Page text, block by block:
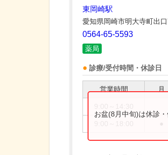
東岡崎駅
愛知県岡崎市明大寺町出
0564-65-5593
薬局
診療/受付時間・休診日
営業時間 月
お盆(8月中旬)は休診